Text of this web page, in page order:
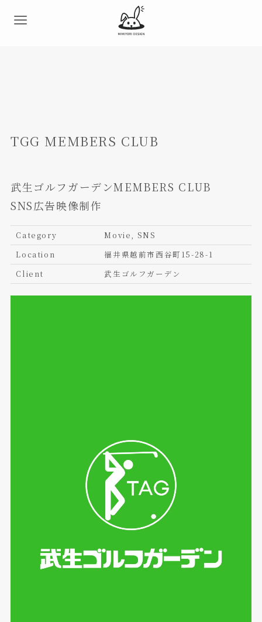
TGG MEMBERS CLUB
武生ゴルフガーデンMEMBERS CLUB
SNS広告映像制作
Category
Movie, SNS
Location
福井県越前市西谷町15-28-1
Client
武生ゴルフガーデン